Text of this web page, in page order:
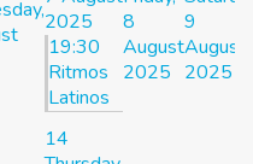
2025
19:30
Ritmos
Latinos
8
August
2025
9
August
2025
14